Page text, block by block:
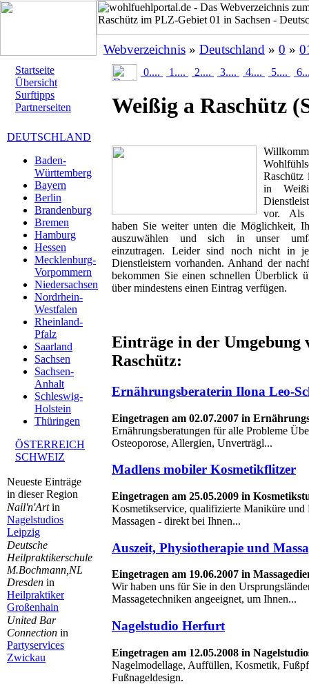
Webverzeichnis » Deutschland » 0 »
Startseite
Übersicht
Surftipps
Partnerseiten
DEUTSCHLAND
Baden-
Württemberg
Bayern
Berlin
Brandenburg
Bremen
Hamburg
Hessen
Mecklenburg-
Vorpommern
Niedersachsen
Nordrhein-
Westfalen
Rheinland-
Pfalz
Saarland
Sachsen
Sachsen-
Anhalt
Schleswig-
Holstein
Thüringen
ÖSTERREICH
SCHWEIZ
Neueste Einträge
in dieser Region
Nail'n'Artin
Nagelstudios
Leipzig
Deutsche
Heilpraktikerschule
M.Bochmann,NL
Dresden in
Heilpraktiker
Großenhain
United Bar
Connection in
Partyservices
Zwickau
0.... 1.... 2.... 3.... 4.... 5....
Weißig a Raschütz
Raschütz
in
vor. Als
haben Sie weiter unten die Möglichkeit,
auszuwählen und sich in unser
einzutragen. Leider sind noch nicht in
Dienstleistern vorhanden. Anhand der
bekommen Sie einen schnellen Überblick
über mindestens einen Eintrag verfügen.
Einträge in der Umgebung
Raschütz:
Ernährungsberaterin Ilona Leo-
Eingetragen am 02.07.2007 in
Ernährungsberatungen für alle Probleme
Osteoporose, Allergien, Unverträgl...
Madlens mobiler Kosmetikflitzer
Eingetragen am 25.05.2009 in
Kosmetikservice, qualifizierte Maniküre und
Massagen - direkt bei Ihnen...
Auszeit, Physiotherapie und
Eingetragen am 19.06.2007 in
Wir haben uns für Sie in den
Massagetechniken angeeignet, um Ihnen...
Nagelstudio Herfurt
Eingetragen am 12.05.2008 in
Nagelmodellage, Auffüllen, Kosmetik,
Fußnageldesign.